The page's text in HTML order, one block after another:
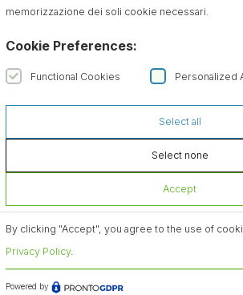
memorizzazione dei soli cookie necessari.
Cookie Preferences:
Functional Cookies Personalized
Select all
Select none
Accept
By clicking "Accept", you agree to the use of
Privacy Policy.
Powered by